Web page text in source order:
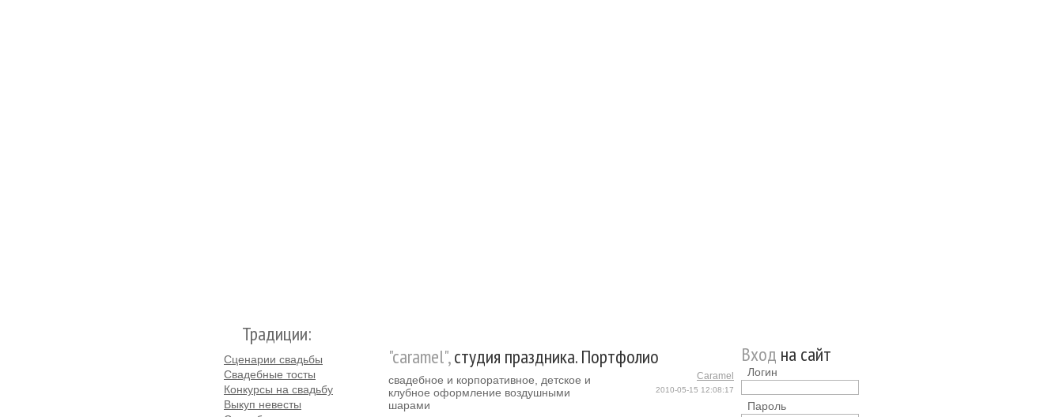
Традиции:
Сценарии свадьбы
Свадебные тосты
Конкурсы на свадьбу
Выкуп невесты
"caramel",студия праздника. Портфолио
свадебное и корпоративное, детское и
клубное оформление воздушными
шарами
Caramel
2010-05-15 12:08:17
Вход на сайт
Логин
Пароль